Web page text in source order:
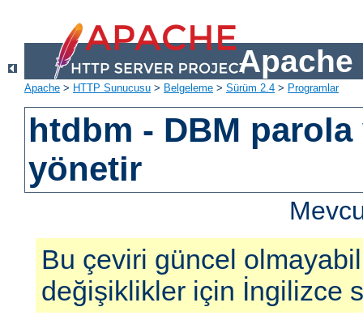
Apache
Apache > HTTP Sunucusu > Belgeleme > Sürüm 2.4 > Programlar
htdbm - DBM parola
yönetir
Bu çeviri güncel
değişiklikler için İngilizce